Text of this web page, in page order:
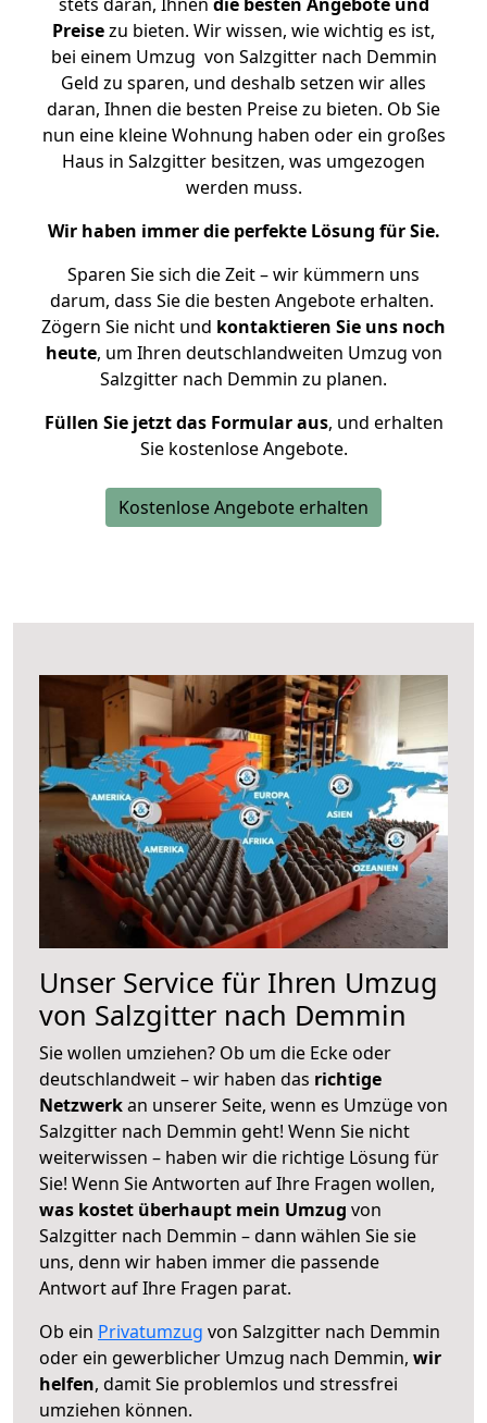
Preisezu bieten. Wir wissen, wie wichtig es ist,
bei einem Umzug von Salzgitter nach Demmin
Geld zu sparen, und deshalb setzen wir alles
daran, Ihnen die besten Preise zu bieten. Ob Sie
nun eine kleine Wohnung haben oder ein großes
Haus in Salzgitter besitzen, was umgezogen
werden muss.
Wir haben immer die perfekte Lösung für Sie.
Sparen Sie sich die Zeit – wir kümmern uns
darum, dass Sie die besten Angebote erhalten.
Zögern Sie nicht und kontaktieren Sie uns noch
heute, um Ihren deutschlandweiten Umzug von
Salzgitter nach Demmin zu planen.
Füllen Sie jetzt das Formular aus, und erhalten
Sie kostenlose Angebote.
Kostenlose Angebote erhalten
Unser Service für Ihren Umzug
von Salzgitter nach Demmin
Sie wollen umziehen? Ob um die Ecke oder
deutschlandweit – wir haben das richtige
Netzwerkan unserer Seite, wenn es Umzüge von
Salzgitter nach Demmin geht! Wenn Sie nicht
weiterwissen – haben wir die richtige Lösung für
Sie! Wenn Sie Antworten auf Ihre Fragen wollen,
was kostet überhaupt mein Umzug von
Salzgitter nach Demmin – dann wählen Sie sie
uns, denn wir haben immer die passende
Antwort auf Ihre Fragen parat.
Ob ein Privatumzug von Salzgitter nach Demmin
oder ein gewerblicher Umzug nach Demmin, wir
helfen, damit Sie problemlos und stressfrei
umziehen können.